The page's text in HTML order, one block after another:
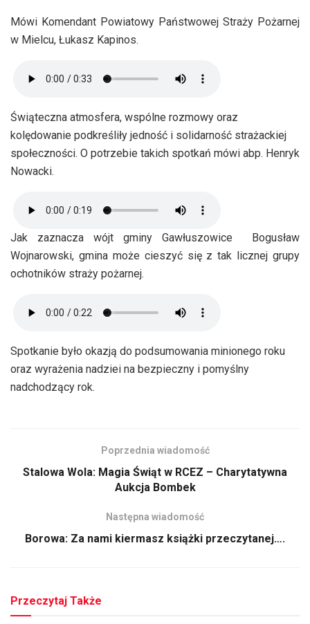
Mówi Komendant Powiatowy Państwowej Straży Pożarnej
w Mielcu, Łukasz Kapinos.
Świąteczna atmosfera, wspólne rozmowy oraz
kolędowanie podkreśliły jedność i solidarność strażackiej
społeczności. O potrzebie takich spotkań mówi abp. Henryk
Nowacki.
Jak zaznacza wójt gminy Gawłuszowice Bogusław
Wojnarowski, gmina może cieszyć się z tak licznej grupy
ochotników straży pożarnej.
Spotkanie było okazją do podsumowania minionego roku
oraz wyrażenia nadziei na bezpieczny i pomyślny
nadchodzący rok.
Poprzednia wiadomość
Stalowa Wola: Magia Świąt w RCEZ – Charytatywna
Aukcja Bombek
Następna wiadomość
Borowa: Za nami kiermasz książki przeczytanej….
Przeczytaj Także